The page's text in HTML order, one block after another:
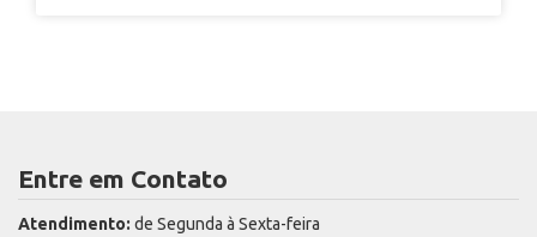
Entre em Contato
Atendimento: de Segunda à Sexta-feira